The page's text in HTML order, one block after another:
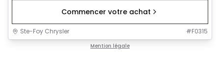
Commencer votre achat
Ste-Foy Chrysler #F0315
Mention légale